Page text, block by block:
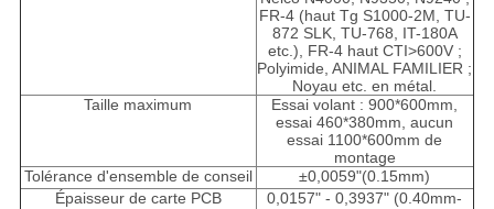
FR-4 (haut Tg S1000-2M, TU-
872 SLK, TU-768, IT-180A
etc.), FR-4 haut CTI>600V ;
Polyimide, ANIMAL FAMILIER ;
Noyau etc. en métal.
Taille maximum
Essai volant : 900*600mm,
essai 460*380mm, aucun
essai 1100*600mm de
montage
Tolérance d'ensemble de conseil
±0,0059"(0.15mm)
Épaisseur de carte PCB
0,0157" - 0,3937" (0.40mm-